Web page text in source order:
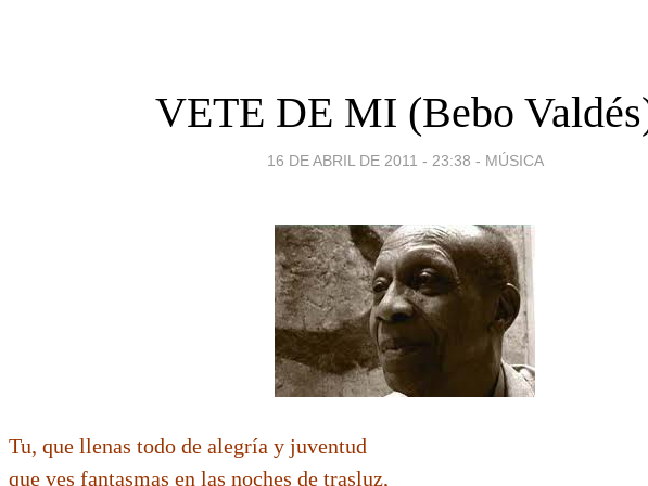
VETE DE MI (Bebo
16 DE ABRIL DE 2011 - 23:38 - MÚSICA
Tu, que llenas todo de alegría y juventud
que ves fantasmas en las noches de trasluz,